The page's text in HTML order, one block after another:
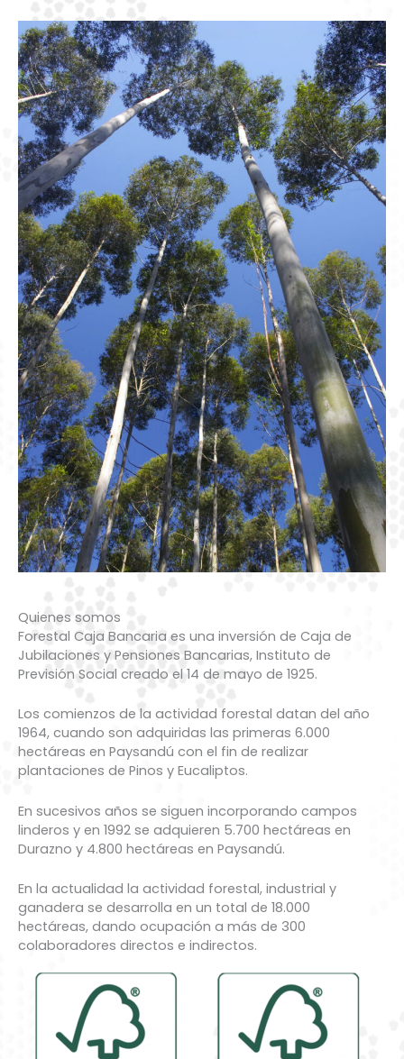
Quienes somos
Forestal Caja Bancaria es una inversión de Caja de
Jubilaciones y Pensiones Bancarias, Instituto de
Previsión Social creado el 14 de mayo de 1925.
Los comienzos de la actividad forestal datan del año
1964, cuando son adquiridas las primeras 6.000
hectáreas en Paysandú con el fin de realizar
plantaciones de Pinos y Eucaliptos.
En sucesivos años se siguen incorporando campos
linderos y en 1992 se adquieren 5.700 hectáreas en
Durazno y 4.800 hectáreas en Paysandú.
En la actualidad la actividad forestal, industrial y
ganadera se desarrolla en un total de 18.000
hectáreas, dando ocupación a más de 300
colaboradores directos e indirectos.